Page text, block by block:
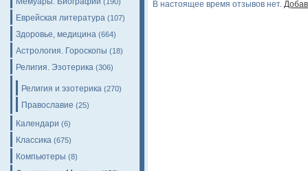
Еврейская литература (107)
Здоровье, медицина (664)
Астрология. Гороскопы (18)
Религия. Эзотерика (306)
Религия и эзотерика (270)
Православие (25)
Календари (6)
Классика (675)
Компьютеры (8)
В настоящее время отзывов нет.